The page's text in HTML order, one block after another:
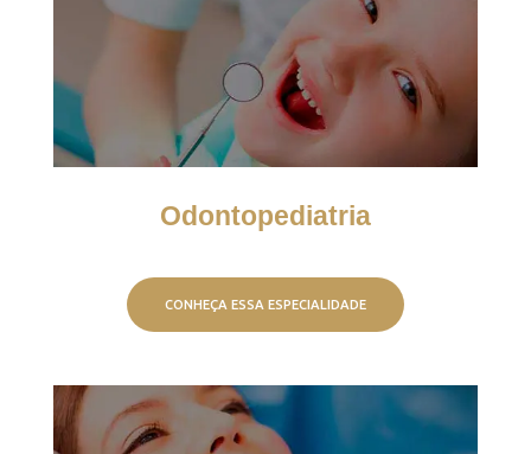
Odontopediatria
CONHEÇA ESSA ESPECIALIDADE